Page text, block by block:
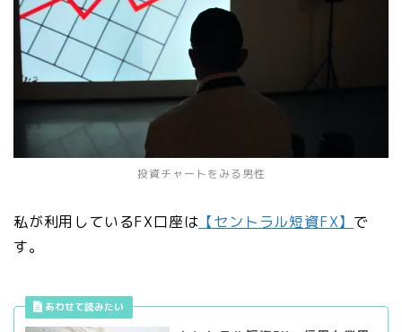
投資チャートをみる男性
私が利用しているFX口座は 【セントラル短資FX】 で
す。